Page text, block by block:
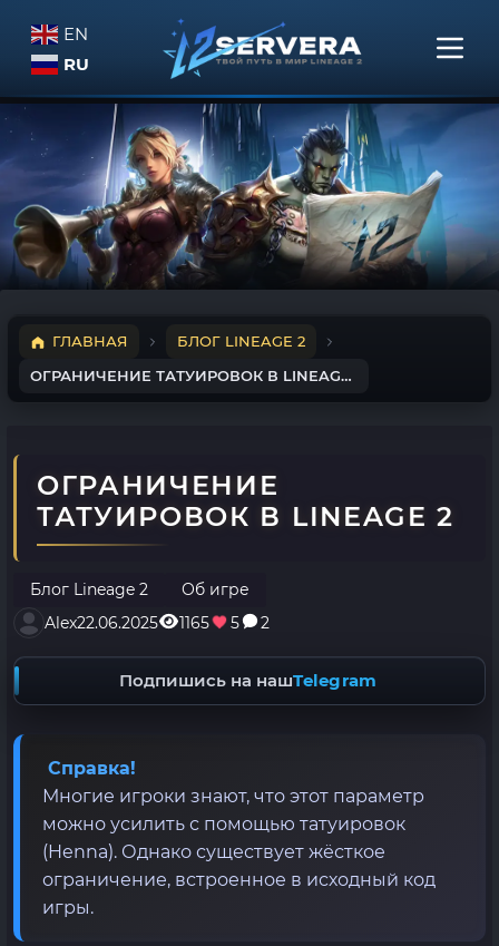
EN
RU
ГЛАВНАЯ
БЛОГ LINEAGE 2
ОГРАНИЧЕНИЕ ТАТУИРОВОК В LINEAGE 2
ОГРАНИЧЕНИЕ
ТАТУИРОВОК В LINEAGE 2
Блог Lineage 2
Об игре
Alex22.06.2025 1165 5 2
Подпишись на нашTelegram
Справка!
Многие игроки знают, что этот параметр
можно усилить с помощью татуировок
(Henna). Однако существует жёсткое
ограничение, встроенное в исходный код
игры.